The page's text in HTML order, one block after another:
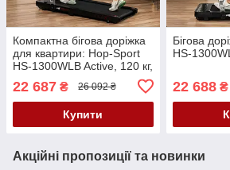
Компактна бігова доріжка
для квартири: Hop-Sport
HS-1300WLB Active, 120 кг,
22 687 ₴ 26 092 ₴
Купити
Бігова
HS-
22 688₴
Акційні пропозиції та новинки